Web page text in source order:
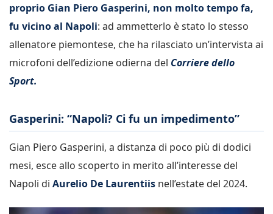
proprio Gian Piero Gasperini, non molto tempo fa,
fu vicino al Napoli: ad ammetterlo è stato lo stesso
allenatore piemontese, che ha rilasciato un’intervista ai
microfoni dell’edizione odierna del Corriere dello
Sport.
Gasperini: “Napoli? Ci fu un impedimento”
Gian Piero Gasperini, a distanza di poco più di dodici
mesi, esce allo scoperto in merito all’interesse del
Napoli di Aurelio De Laurentiis nell’estate del 2024.